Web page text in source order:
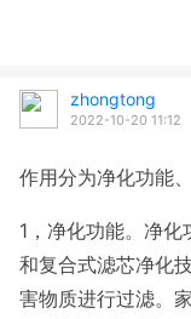
zhongtong
2022-10-20 11:12
作用分为净化功能
1，净化功能。净
和复合式滤芯净化
害物质进行过滤。